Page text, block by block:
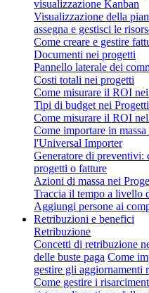
visualizzazione Kanban
Visualizzazione della
assegna e gestisci le
Come creare e gestire
Documenti nei progetti
Pannello laterale dei
Costi totali nei progetti
Come misurare il ROI
Tipi di budget nei Progetti
Come misurare il ROI
Come importare in
l'Universal Importer
Generatore di preventivi:
progetti o fatture
Azioni di massa nei
Traccia il tempo a livello
Aggiungi persone ai
Retribuzioni e benefici
Retribuzione
Concetti di retribuzione
delle buste paga Come
gestire gli aggiornamenti
Come gestire i